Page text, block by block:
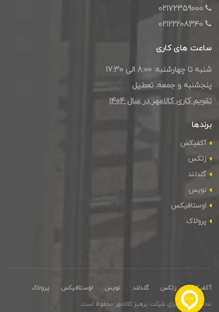
02172359000
02122208340
ساعت های کاری
شنبه تا چهارشنبه: 8:00 الی 17:30
پنجشنبه و جمعه: تعطیل
تقویم کاری کالامهر در سال ۱۴۰4
برندها
آکفیکس
زتکس
گلدلند
نویس
اوستافیکس
پرولاک
آکفیکس زتکس گلدلند نویس اوستافیکس
پرولاک
تمامی حقوق برای شرکت پرهیز کالامهر محفوظ است.